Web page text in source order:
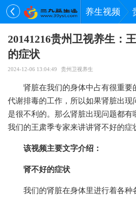
养生视频
20141216贵州卫视养生：
的症状
2024-12-06 13:04:49 贵州卫视养生
肾脏在我们的身体中占有很重要
代谢排毒的工作，所以如果肾脏出现
是很不利的。那么肾脏出现问题都有
我们的王肃季专家来讲讲肾不好的症
该视频主要文字介绍：
肾不好的症状
我们的肾脏在身体里进行着各种